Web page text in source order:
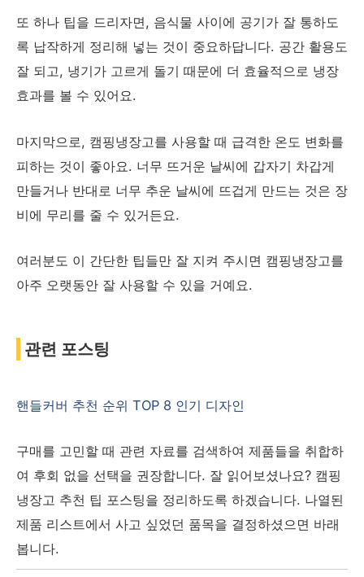
또 하나 팁을 드리자면, 음식물 사이에 공기가 잘 통하도
록 납작하게 정리해 넣는 것이 중요하답니다. 공간 활용도
잘 되고, 냉기가 고르게 돌기 때문에 더 효율적으로 냉장
효과를 볼 수 있어요.
마지막으로, 캠핑냉장고를 사용할 때 급격한 온도 변화를
피하는 것이 좋아요. 너무 뜨거운 날씨에 갑자기 차갑게
만들거나 반대로 너무 추운 날씨에 뜨겁게 만드는 것은 장
비에 무리를 줄 수 있거든요.
여러분도 이 간단한 팁들만 잘 지켜 주시면 캠핑냉장고를
아주 오랫동안 잘 사용할 수 있을 거예요.
관련 포스팅
핸들커버 추천 순위 TOP 8 인기 디자인
구매를 고민할 때 관련 자료를 검색하여 제품들을 취합하
여 후회 없을 선택을 권장합니다. 잘 읽어보셨나요? 캠핑
냉장고 추천 팁 포스팅을 정리하도록 하겠습니다. 나열된
제품 리스트에서 사고 싶었던 품목을 결정하셨으면 바래
봅니다.